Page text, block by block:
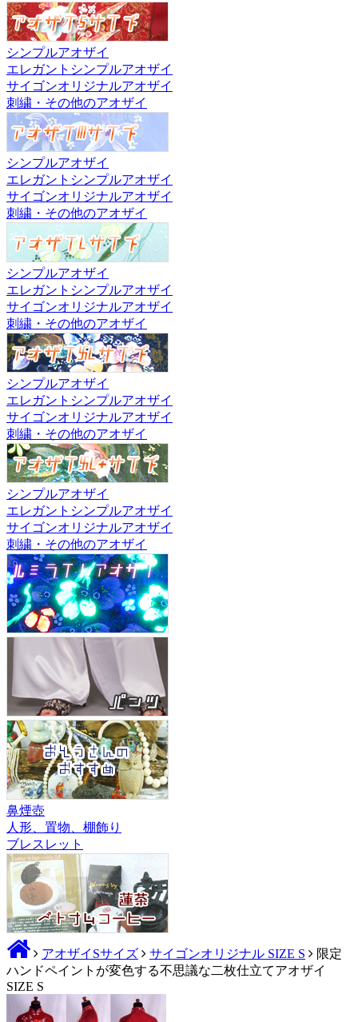
シンプルアオザイ
エレガントシンプルアオザイ
サイゴンオリジナルアオザイ
刺繍・その他のアオザイ
シンプルアオザイ
エレガントシンプルアオザイ
サイゴンオリジナルアオザイ
刺繍・その他のアオザイ
シンプルアオザイ
エレガントシンプルアオザイ
サイゴンオリジナルアオザイ
刺繍・その他のアオザイ
シンプルアオザイ
エレガントシンプルアオザイ
サイゴンオリジナルアオザイ
刺繍・その他のアオザイ
シンプルアオザイ
エレガントシンプルアオザイ
サイゴンオリジナルアオザイ
刺繍・その他のアオザイ
鼻煙壺
人形、置物、棚飾り
ブレスレット
アオザイSサイズ サイゴンオリジナル SIZE S
限定
ハンドペイントが変色する不思議な二枚仕立てアオザイ
SIZE S